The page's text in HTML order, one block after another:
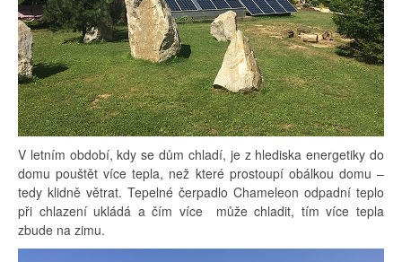
V letním období, kdy se dům chladí, je z hlediska energetiky do
domu pouštět více tepla, než které prostoupí obálkou domu –
tedy klidně větrat. Tepelné čerpadlo Chameleon odpadní teplo
při chlazení ukládá a čím více může chladit, tím více tepla
zbude na zimu.